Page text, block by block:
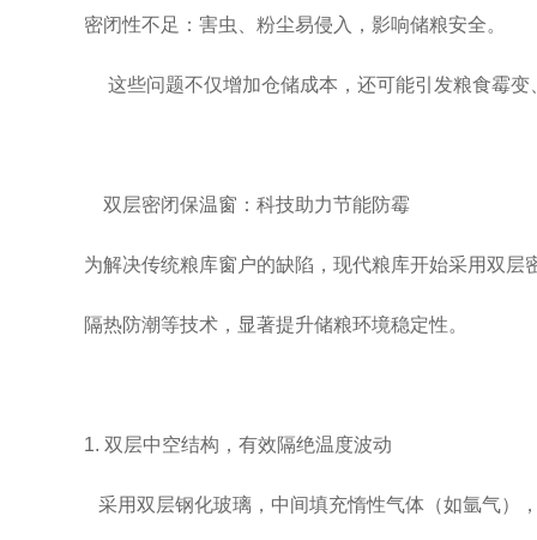
密闭性不足：害虫、粉尘易侵入，影响储粮安全。
这些问题不仅增加仓储成本，还可能引发粮食霉变
双层密闭保温窗：科技助力节能防霉
为解决传统粮库窗户的缺陷，现代粮库开始采用双层
隔热防潮等技术，显著提升储粮环境稳定性。
1. 双层中空结构，有效隔绝温度波动
采用双层钢化玻璃，中间填充惰性气体（如氩气）